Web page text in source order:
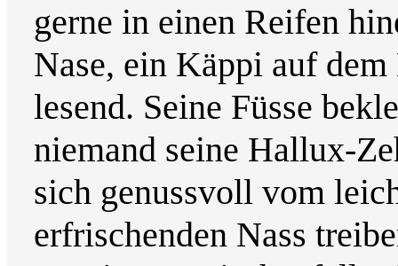
gerne in einen Reifen
Nase, ein Käppi auf
lesend. Seine Füsse
niemand seine Hallux-
sich genussvoll vom
erfrischenden Nass